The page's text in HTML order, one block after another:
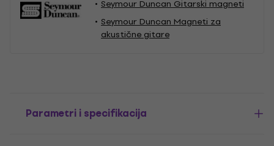
Seymour Duncan Gitarski magneti
Seymour Duncan Magneti za
akustične gitare
Parametri i specifikacija